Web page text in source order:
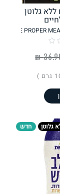
מבצעים
אפייה טבעונית
גלוטן
)
חדש גלוטן